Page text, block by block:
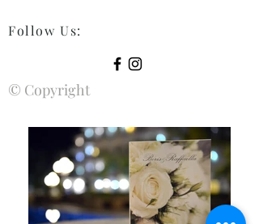
Follow Us:
© Copyright